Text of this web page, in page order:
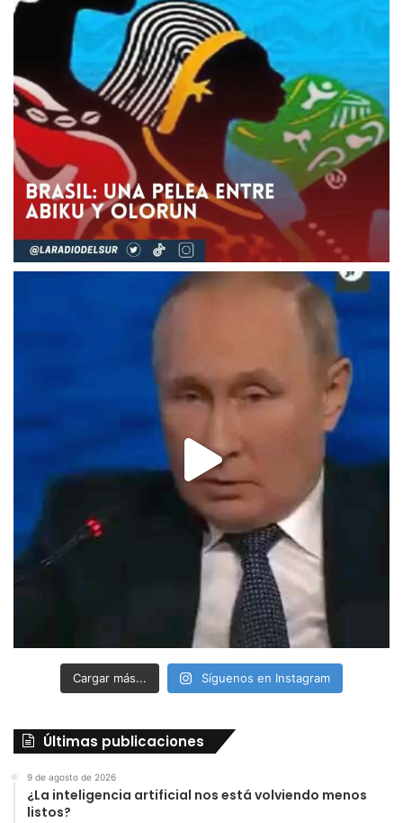
Cargar más... Síguenos en Instagram
Últimas publicaciones
9 de agosto de 2026
¿La inteligencia artificial nos está volviendo menos
listos?